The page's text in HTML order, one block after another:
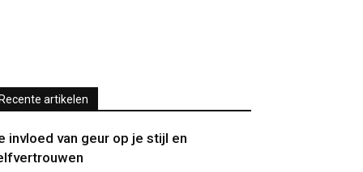
Recente artikelen
invloed van geur op je stijl en